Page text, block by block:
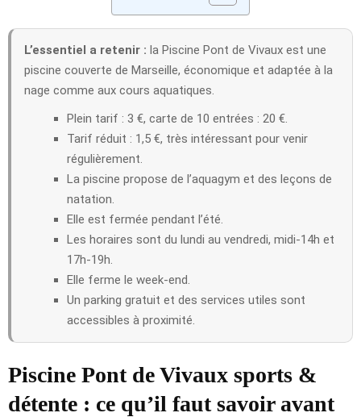
L’essentiel a retenir : la Piscine Pont de Vivaux est une
piscine couverte de Marseille, économique et adaptée à la
nage comme aux cours aquatiques.
Plein tarif : 3 €, carte de 10 entrées : 20 €.
Tarif réduit : 1,5 €, très intéressant pour venir
régulièrement.
La piscine propose de l’aquagym et des leçons de
natation.
Elle est fermée pendant l’été.
Les horaires sont du lundi au vendredi, midi-14h et
17h-19h.
Elle ferme le week-end.
Un parking gratuit et des services utiles sont
accessibles à proximité.
Piscine Pont de Vivaux sports &
détente : ce qu’il faut savoir avant